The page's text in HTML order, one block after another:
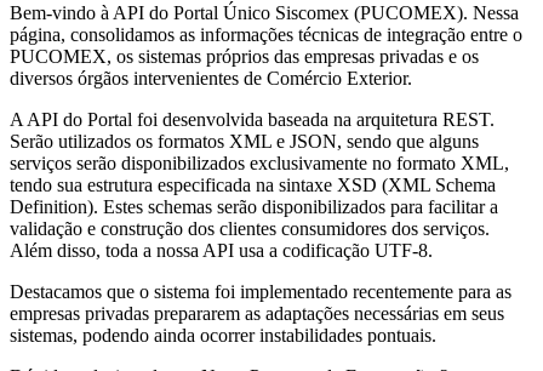
Bem-vindo à API do Portal Único Siscomex (PUCOMEX). Nessa
página, consolidamos as informações técnicas de integração entre o
PUCOMEX, os sistemas próprios das empresas privadas e os
diversos órgãos intervenientes de Comércio Exterior.
A API do Portal foi desenvolvida baseada na arquitetura REST.
Serão utilizados os formatos XML e JSON, sendo que alguns
serviços serão disponibilizados exclusivamente no formato XML,
tendo sua estrutura especificada na sintaxe XSD (XML Schema
Definition). Estes schemas serão disponibilizados para facilitar a
validação e construção dos clientes consumidores dos serviços.
Além disso, toda a nossa API usa a codificação UTF-8.
Destacamos que o sistema foi implementado recentemente para as
empresas privadas prepararem as adaptações necessárias em seus
sistemas, podendo ainda ocorrer instabilidades pontuais.